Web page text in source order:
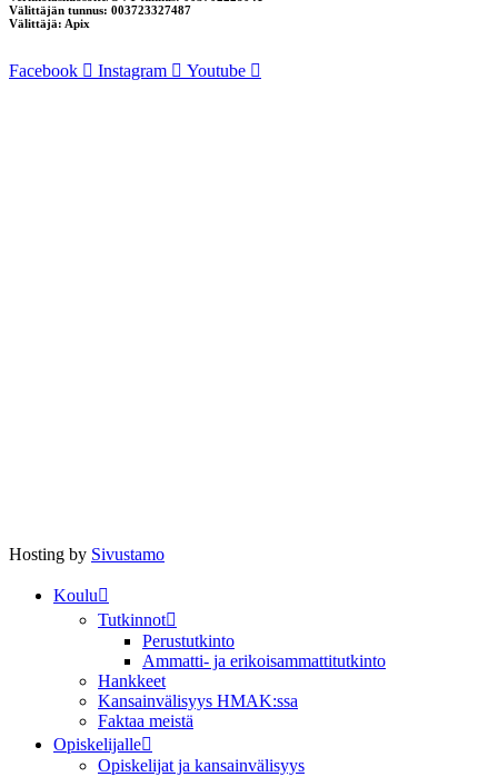
Välittäjän tunnus: 003723327487
Välittäjä: Apix
Facebook Instagram Youtube
Hosting by Sivustamo
Koulu
Tutkinnot
Perustutkinto
Ammatti- ja erikoisammattitutkinto
Hankkeet
Kansainvälisyys HMAK:ssa
Faktaa meistä
Opiskelijalle
Opiskelijat ja kansainvälisyys